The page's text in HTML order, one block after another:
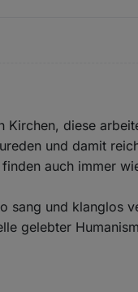
Kirchen, diese
und damit
auch immer
sang und klanglos
gelebter